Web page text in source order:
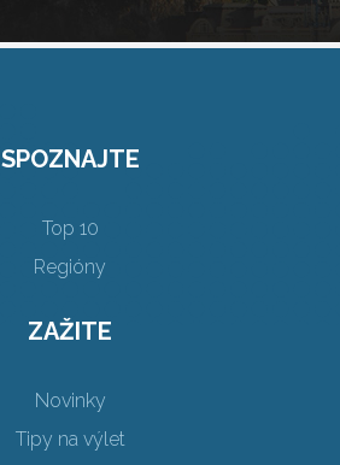
SPOZNAJTE
Top 10
Regióny
ZAŽITE
Novinky
Tipy na výlet